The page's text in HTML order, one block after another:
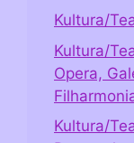
Kultura/
Kultura/
Opera,
Kultura/